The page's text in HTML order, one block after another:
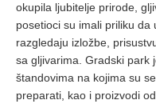
okupila ljubitelje prirode,
posetioci su imali priliku da
razgledaju izložbe,
sa gljivarima. Gradski park
štandovima na kojima su
preparati, kao i proizvodi od